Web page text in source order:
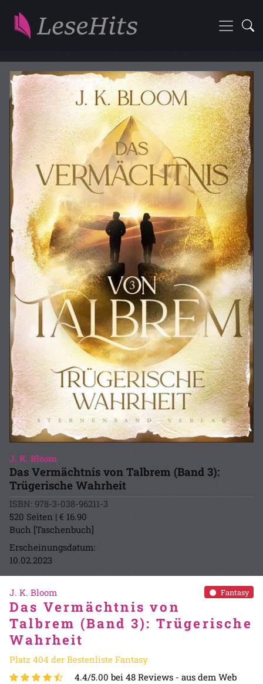
J. K. Bloom
Das Vermächtnis von Talbrem (Band 3):
Trügerische Wahrheit
ISBN: 978-3-038-96211-3
520 Seiten | € 16.90
Buch [Taschenbuch]
Erscheinungsdatum:
10.02.2023
Fantasy
J. K. Bloom
Das Vermächtnis von
Talbrem (Band 3): Trügerische
Wahrheit
Platz 404 der Bestenliste Fantasy
4.4/5.00 bei 48 Reviews - aus dem Web